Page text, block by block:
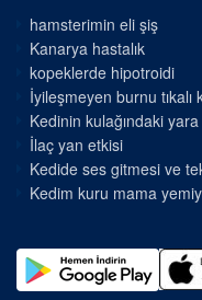
hamsterimin eli şiş
Kanarya hastalık
kopeklerde hipotroidi
İyileşmeyen burnu tıkalı
Kedinin kulağındaki yara
İlaç yan etkisi
Kedide ses gitmesi ve
Kedim kuru mama